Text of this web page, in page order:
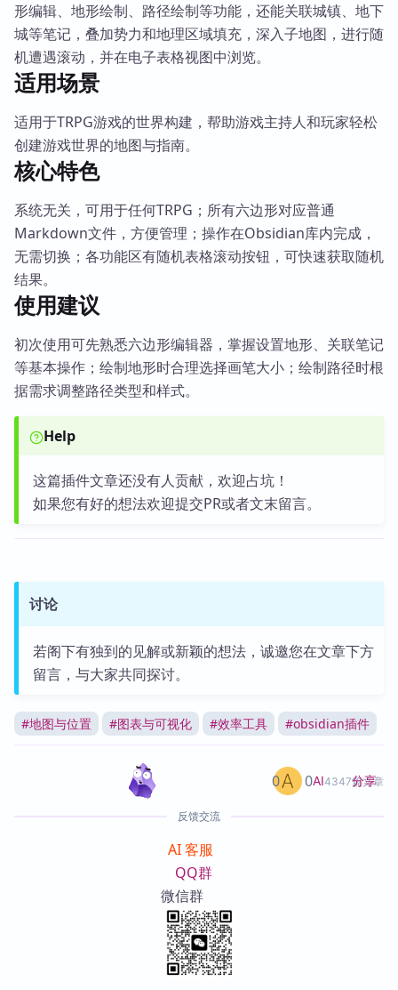
形编辑、地形绘制、路径绘制等功能，还能关联城镇、地下
城等笔记，叠加势力和地理区域填充，深入子地图，进行随
机遭遇滚动，并在电子表格视图中浏览。
适用场景
适用于TRPG游戏的世界构建，帮助游戏主持人和玩家轻松
创建游戏世界的地图与指南。
核心特色
系统无关，可用于任何TRPG；所有六边形对应普通
Markdown文件，方便管理；操作在Obsidian库内完成，
无需切换；各功能区有随机表格滚动按钮，可快速获取随机
结果。
使用建议
初次使用可先熟悉六边形编辑器，掌握设置地形、关联笔记
等基本操作；绘制地形时合理选择画笔大小；绘制路径时根
据需求调整路径类型和样式。
Help
这篇插件文章还没有人贡献，欢迎占坑！
如果您有好的想法欢迎提交PR或者文末留言。
讨论
若阁下有独到的见解或新颖的想法，诚邀您在文章下方
留言，与大家共同探讨。
#地图与位置 #图表与可视化 #效率工具 #obsidian插件
AI4347篇文章
0 0 分享
反馈交流
AI 客服
QQ群
微信群